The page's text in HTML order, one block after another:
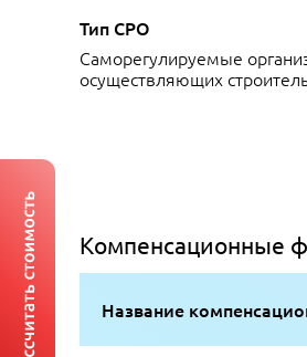
Тип СРО
Саморегулируемые
осуществляющих
Компенсационные
Название